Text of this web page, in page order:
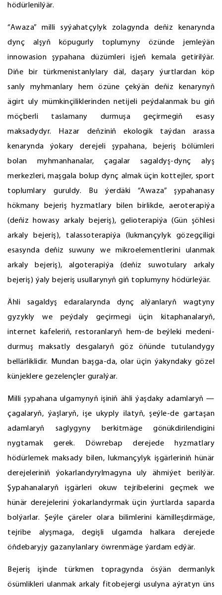
hödürlenilýär.
“Awaza” milli syýahatçylyk zolagynda deňiz kenarynda
dynç alşyň köpugurly toplumyny özünde jemleýän
innowasion şypahana düzümleri işjeň kemala getirilýär.
Diňe bir türkmenistanlylary däl, daşary ýurtlardan köp
sanly myhmanlary hem özüne çekýän deňiz kenarynyň
ägirt uly mümkinçiliklerinden netijeli peýdalanmak bu giň
möçberli taslamany durmuşa geçirmegiň esasy
maksadydyr. Hazar deňziniň ekologik taýdan arassa
kenarynda ýokary derejeli şypahana, bejeriş bölümleri
bolan myhmanhanalar, çagalar sagaldyş-dynç alyş
merkezleri, maşgala bolup dynç almak üçin kottejler, sport
toplumlary guruldy. Bu ýerdäki “Awaza” şypahanasy
hökmany bejeriş hyzmatlary bilen birlikde, aeroterapiýa
(deňiz howasy arkaly bejeriş), gelioterapiýa (Gün şöhlesi
arkaly bejeriş), talassoterapiýa (lukmançylyk gözegçiligi
esasynda deňiz suwuny we mikroelementlerini ulanmak
arkaly bejeriş), algoterapiýa (deňiz suwotulary arkaly
bejeriş) ýaly bejeriş usullarynyň giň toplumyny hödürleýär.
Ähli sagaldyş edaralarynda dynç alýanlaryň wagtyny
gyzykly we peýdaly geçirmegi üçin kitaphanalaryň,
internet kafeleriň, restoranlaryň hem-de beýleki medeni-
durmuş maksatly desgalaryň göz öňünde tutulandygy
bellärliklidir. Mundan başga-da, olar üçin ýakyndaky gözel
künjeklere gezelençler guralýar.
Milli şypahana ulgamynyň işiniň ähli ýaşdaky adamlaryň —
çagalaryň, ýaşlaryň, işe ukyply ilatyň, şeýle-de gartaşan
adamlaryň saglygyny berkitmäge gönükdirilendigini
nygtamak gerek. Döwrebap derejede hyzmatlary
hödürlemek maksady bilen, lukmançylyk işgärleriniň hünär
derejeleriniň ýokarlandyrylmagyna uly ähmiýet berilýär.
Şypahanalaryň işgärleri okuw tejribelerini geçmek we
hünär derejelerini ýokarlandyrmak üçin ýurtlarda saparda
bolýarlar. Şeýle çäreler olara bilimlerini kämilleşdirmäge,
tejribe alyşmaga, degişli ulgamda halkara derejede
öňdebaryjy gazanylanlary öwrenmäge ýardam edýär.
Bejeriş işinde türkmen topragynda ösýän dermanlyk
ösümlikleri ulanmak arkaly fitobejergi usulyna aýratyn üns